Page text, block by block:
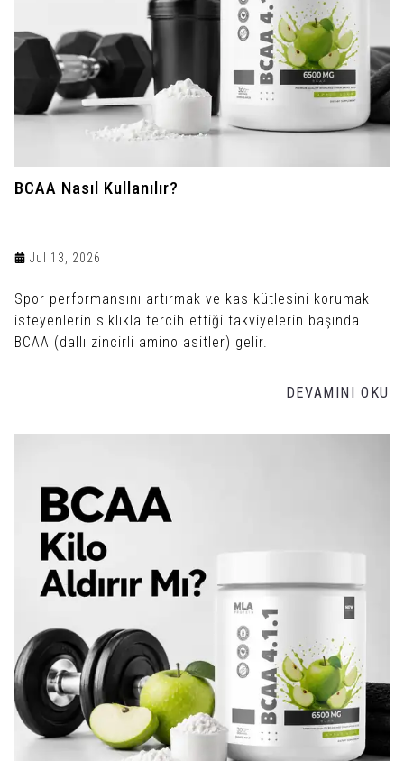
BCAA Nasıl Kullanılır?
Jul 13, 2026
Spor performansını artırmak ve kas kütlesini korumak
isteyenlerin sıklıkla tercih ettiği takviyelerin başında
BCAA (dallı zincirli amino asitler) gelir.
DEVAMINI OKU